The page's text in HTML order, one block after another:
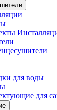
для воды
для